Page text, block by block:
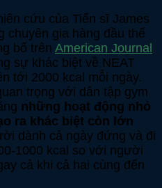
cứu của Tiến sĩ James
gia hàng đầu thế
bố trên American Journal
sự khác biệt về NEAT
tới 2000 kcal mỗi ngày.
trọng với dân tập gym
những hoạt động nhỏ
ra khác biệt còn lớn
dành cả ngày đứng và đi
1000 kcal so với người
cả khi cả hai cùng đến